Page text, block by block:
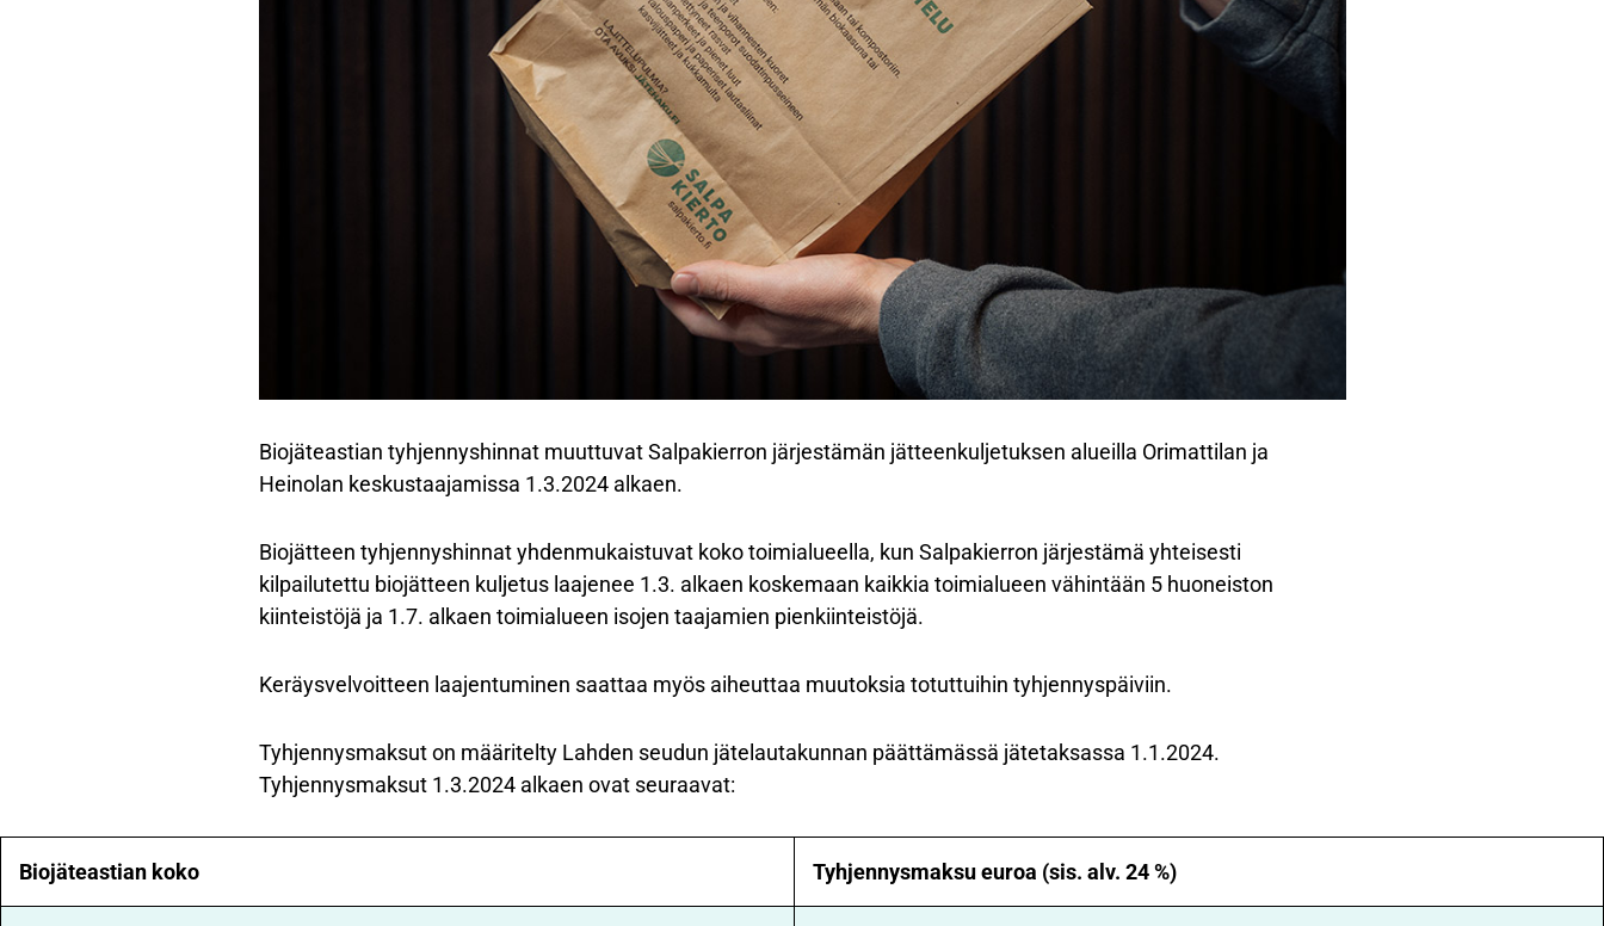
Biojäteastian tyhjennyshinnat muuttuvat Salpakierron järjestämän jätteenkuljetuksen alueilla Orimattilan ja
Heinolan keskustaajamissa 1.3.2024 alkaen.
Biojätteen tyhjennyshinnat yhdenmukaistuvat koko toimialueella, kun Salpakierron järjestämä yhteisesti
kilpailutettu biojätteen kuljetus laajenee 1.3. alkaen koskemaan kaikkia toimialueen vähintään 5 huoneiston
kiinteistöjä ja 1.7. alkaen toimialueen isojen taajamien pienkiinteistöjä.
Keräysvelvoitteen laajentuminen saattaa myös aiheuttaa muutoksia totuttuihin tyhjennyspäiviin.
Tyhjennysmaksut on määritelty Lahden seudun jätelautakunnan päättämässä jätetaksassa 1.1.2024.
Tyhjennysmaksut 1.3.2024 alkaen ovat seuraavat:
Biojäteastian koko Tyhjennysmaksu euroa (sis. alv. 24 %)